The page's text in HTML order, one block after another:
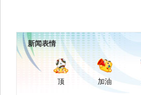
新闻表情
顶 加油